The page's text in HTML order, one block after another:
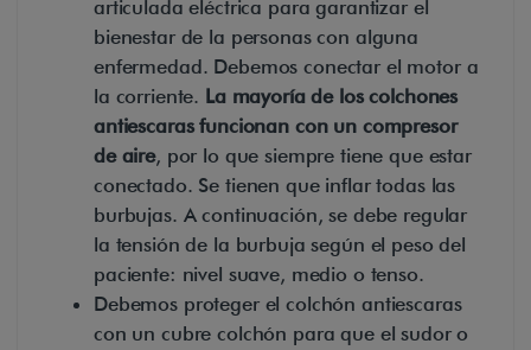
articulada eléctrica para garantizar el
bienestar de la personas con alguna
enfermedad. Debemos conectar el motor a
la corriente. La mayoría de los colchones
antiescaras funcionan con un compresor
de aire, por lo que siempre tiene que estar
conectado. Se tienen que inflar todas las
burbujas. A continuación, se debe regular
la tensión de la burbuja según el peso del
paciente: nivel suave, medio o tenso.
Debemos proteger el colchón antiescaras
con un cubre colchón para que el sudor o